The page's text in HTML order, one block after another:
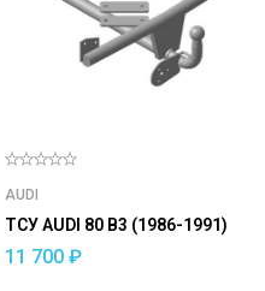
AUDI
ТСУ AUDI 80 B3 (1986-1991)
11 700 ₽